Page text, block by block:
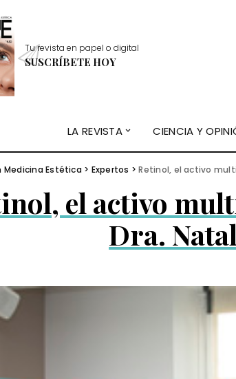
Tu revista en papel o digital
SUSCRÍBETE HOY
LA REVISTA CIENCIA Y
Medicina Estética > Expertos >Retinol, el activo
el activo
Dra.